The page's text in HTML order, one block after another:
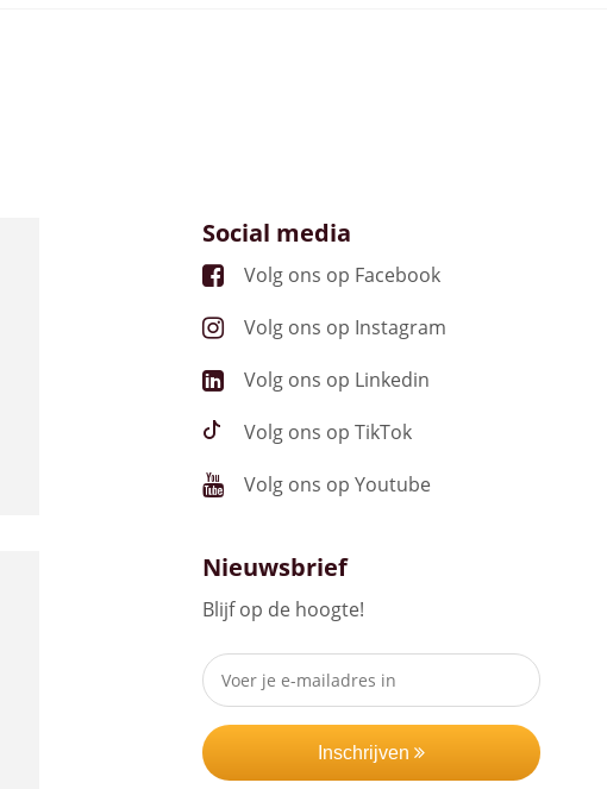
Social media
Volg ons op Facebook
Volg ons op Instagram
Volg ons op Linkedin
Volg ons op TikTok
Volg ons op Youtube
Nieuwsbrief
Blijf op de hoogte!
Inschrijven